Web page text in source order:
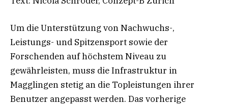
Um die Unterstützung von Nachwuchs-,
Leistungs- und Spitzensport sowie der
Forschenden auf höchstem Niveau zu
gewährleisten, muss die Infrastruktur in
Magglingen stetig an die Topleistungen ihrer
Benutzer angepasst werden. Das vorherige